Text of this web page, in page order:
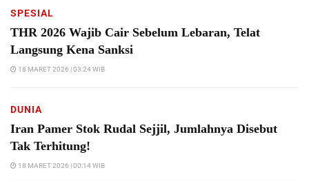
SPESIAL
THR 2026 Wajib Cair Sebelum Lebaran, Telat
Langsung Kena Sanksi
18 MARET 2026 | 03:24 WIB
DUNIA
Iran Pamer Stok Rudal Sejjil, Jumlahnya Disebut
Tak Terhitung!
18 MARET 2026 | 00:14 WIB